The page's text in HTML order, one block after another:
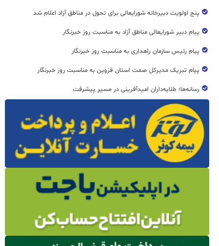
پنج اولویت دبیرخانه شورایعالی برای تحول در مناطق آزاد اعلام شد
پیام دبیر شورایعالی مناطق آزاد به مناسبت روز خبرنگار
پیام رئیس سازمان راهداری به مناسبت روز خبرنگار
پیام تبریک مدیرکل صمت استان قزوین به مناسبت روز خبرنگار
رسانه‌ها؛ طلایه‌داران امیدآفرینی در مسیر پیشرفت